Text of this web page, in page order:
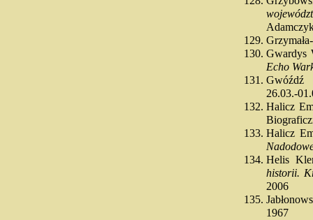
Gwardys
Echo
26.03.-
Halicz
Halicz
Helis
historii.
2006
1967